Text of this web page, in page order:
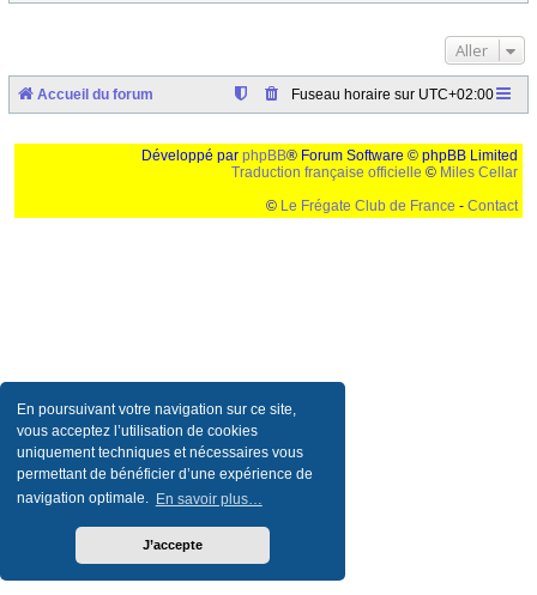
En poursuivant votre navigation sur ce site,
vous acceptez l’utilisation de cookies
uniquement techniques et nécessaires vous
permettant de bénéficier d’une expérience de
navigation optimale. En savoir plus…
J’accepte
Aller
Accueil du forum Fuseau horaire sur UTC+02:00
Développé par phpBB® Forum Software © phpBB Limited
Traduction française officielle © Miles Cellar
© Le Frégate Club de France - Contact